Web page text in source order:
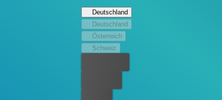
Wissenschaftlern der Regierung zu verstecken, denn der
will seine weit entfernten Verwandten anfunken. Doch
E.T. wird vor Heimweh immer schwächer.
Deutschland
Deutschland
Österreich
Schweiz